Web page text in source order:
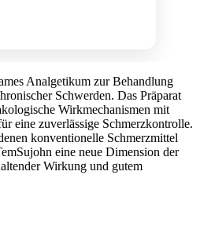
Analgetikum zur Behandlung
Schwerden. Das Präparat
Wirkmechanismen mit
eine zuverlässige Schmerzkontrolle.
konventionelle Schmerzmittel
eine neue Dimension der
Wirkung und gutem